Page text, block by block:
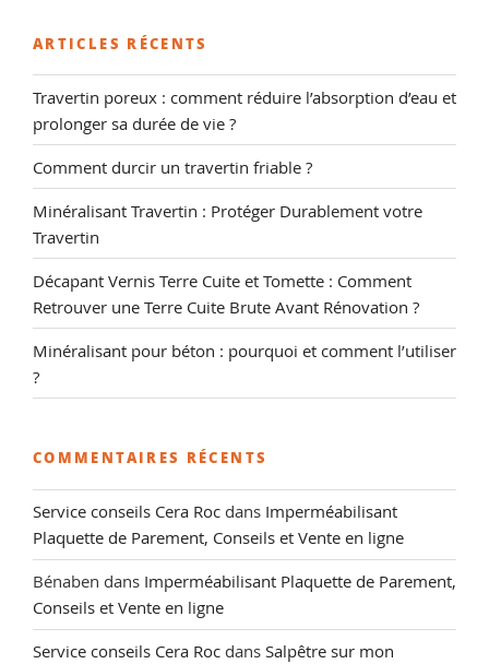
ARTICLES RÉCENTS
Travertin poreux : comment réduire l’absorption d’eau et
prolonger sa durée de vie ?
Comment durcir un travertin friable ?
Minéralisant Travertin : Protéger Durablement votre
Travertin
Décapant Vernis Terre Cuite et Tomette : Comment
Retrouver une Terre Cuite Brute Avant Rénovation ?
Minéralisant pour béton : pourquoi et comment l’utiliser
?
COMMENTAIRES RÉCENTS
Service conseils Cera Roc dans Imperméabilisant
Plaquette de Parement, Conseils et Vente en ligne
Bénaben dans Imperméabilisant Plaquette de Parement,
Conseils et Vente en ligne
Service conseils Cera Roc dans Salpêtre sur mon